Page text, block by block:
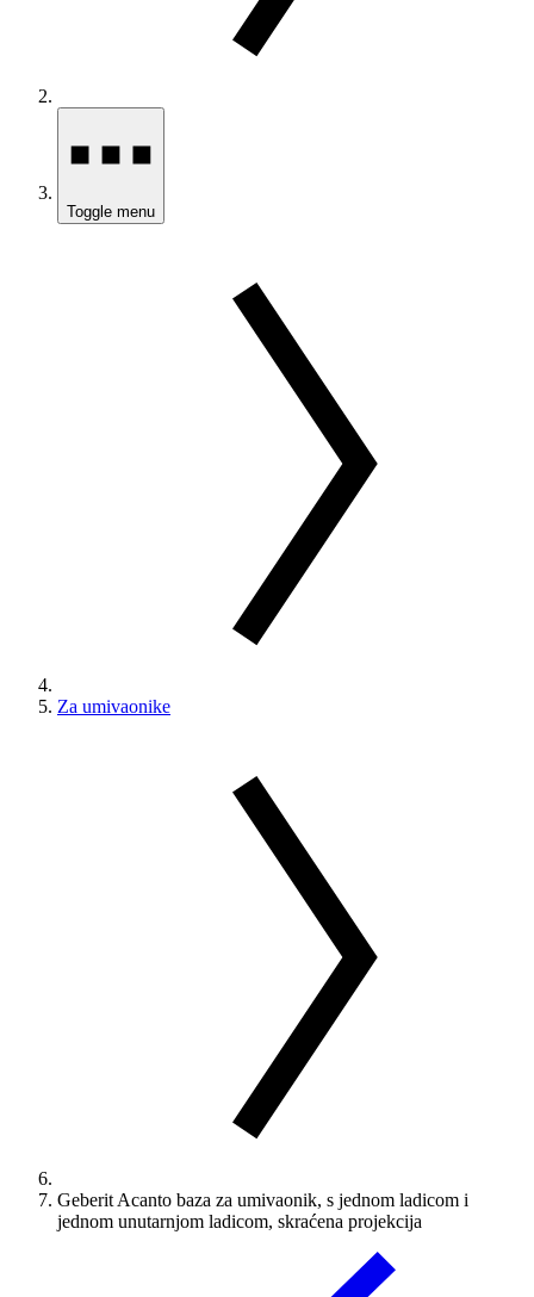
Toggle menu
Za umivaonike
Geberit Acanto baza za umivaonik, s jednom ladicom i
jednom unutarnjom ladicom, skraćena projekcija